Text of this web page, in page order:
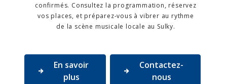
confirmés. Consultez la programmation, réservez
vos places, et préparez-vous à vibrer au rythme
de la scène musicale locale au Sulky.
En savoir
plus
Contactez-
nous